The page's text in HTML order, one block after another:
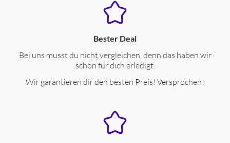
4
Leuchte mit Blinkmöglichkeit
ja
Bester Deal
Bei uns musst du nicht vergleichen, denn das haben wir
schon für dich erledigt.
Wir garantieren dir den besten Preis! Versprochen!